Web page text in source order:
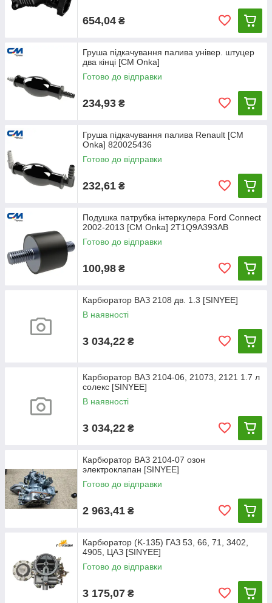
654,04 ₴
Груша підкачування палива універ. штуцер
два кінці [СМ Onka]
Готово до відправки
234,93 ₴
Груша підкачування палива Renault [CM
Onka] 820025436
Готово до відправки
232,61 ₴
Подушка патрубка інтеркулера Ford Соnnect
2002-2013 [СМ Onka] 2T1Q9A393AB
Готово до відправки
100,98 ₴
Карбюратор ВАЗ 2108 дв. 1.3 [SINYEE]
В наявності
3 034,22 ₴
Карбюратор ВАЗ 2104-06, 21073, 2121 1.7 л
солекс [SINYEE]
В наявності
3 034,22 ₴
Карбюратор ВАЗ 2104-07 озон
электроклапан [SINYEE]
Готово до відправки
2 963,41 ₴
Карбюратор (K-135) ГАЗ 53, 66, 71, 3402,
4905, ЦАЗ [SINYEE]
Готово до відправки
3 175,07 ₴